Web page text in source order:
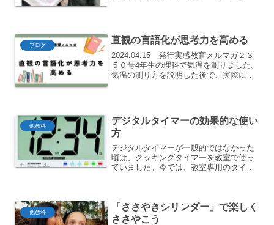
ブログ 直観の言語化が思考力を高める
2024.04.15 発行実感教育メルマガ２３
５０号4年生の理科で気温を測りました。
気温の測り方を説明した後で、実際に外
他教科
デジタルタイマーの効果的な使い
方
デジタルタイマーが一般的ではなかった
頃は、クッキングタイマーを教室で使っ
ていました。今では、教室専用のタイマ
他教科
「ささやきシリンダー」で楽しく
ささやこう